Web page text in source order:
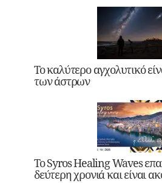
Το καλύτερο αγχολυτικό
των άστρων
Το Syros Healing Waves
δεύτερη χρονιά και είναι